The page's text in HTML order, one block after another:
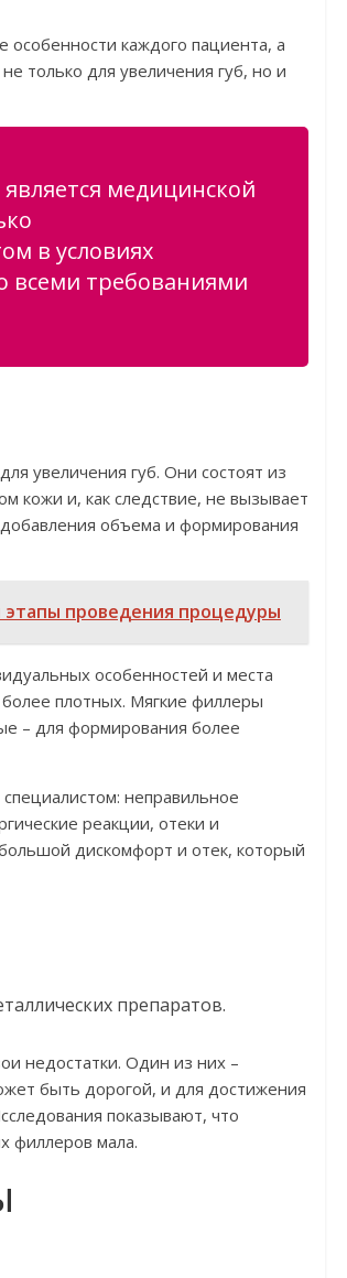
каждого пациента, а
только для увеличения губ, но и
медицинской
в условиях
всеми требованиями
увеличения губ. Они состоят из
кожи и, как следствие, не вызывает
объема и формирования
этапы проведения процедуры
особенностей и места
плотных. Мягкие филлеры
– для формирования более
неправильное
реакции, отеки и
дискомфорт и отек, который
препаратов.
недостатки. Один из них –
быть дорогой, и для достижения
показывают, что
филлеров мала.